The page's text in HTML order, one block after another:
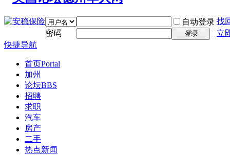
自动登录 找
密码
登录
立
快捷导航
首页Portal
加州
论坛BBS
招聘
求职
汽车
房产
二手
热点新闻